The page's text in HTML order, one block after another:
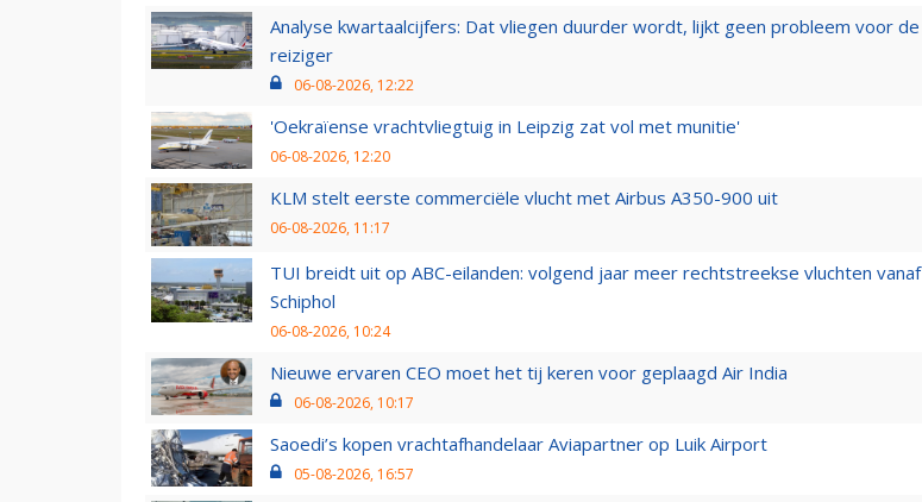
Analyse kwartaalcijfers: Dat vliegen duurder wordt, lijkt geen probleem voor de
reiziger
06-08-2026, 12:22
'Oekraïense vrachtvliegtuig in Leipzig zat vol met munitie'
06-08-2026, 12:20
KLM stelt eerste commerciële vlucht met Airbus A350-900 uit
06-08-2026, 11:17
TUI breidt uit op ABC-eilanden: volgend jaar meer rechtstreekse vluchten vanaf
Schiphol
06-08-2026, 10:24
Nieuwe ervaren CEO moet het tij keren voor geplaagd Air India
06-08-2026, 10:17
Saoedi’s kopen vrachtafhandelaar Aviapartner op Luik Airport
05-08-2026, 16:57